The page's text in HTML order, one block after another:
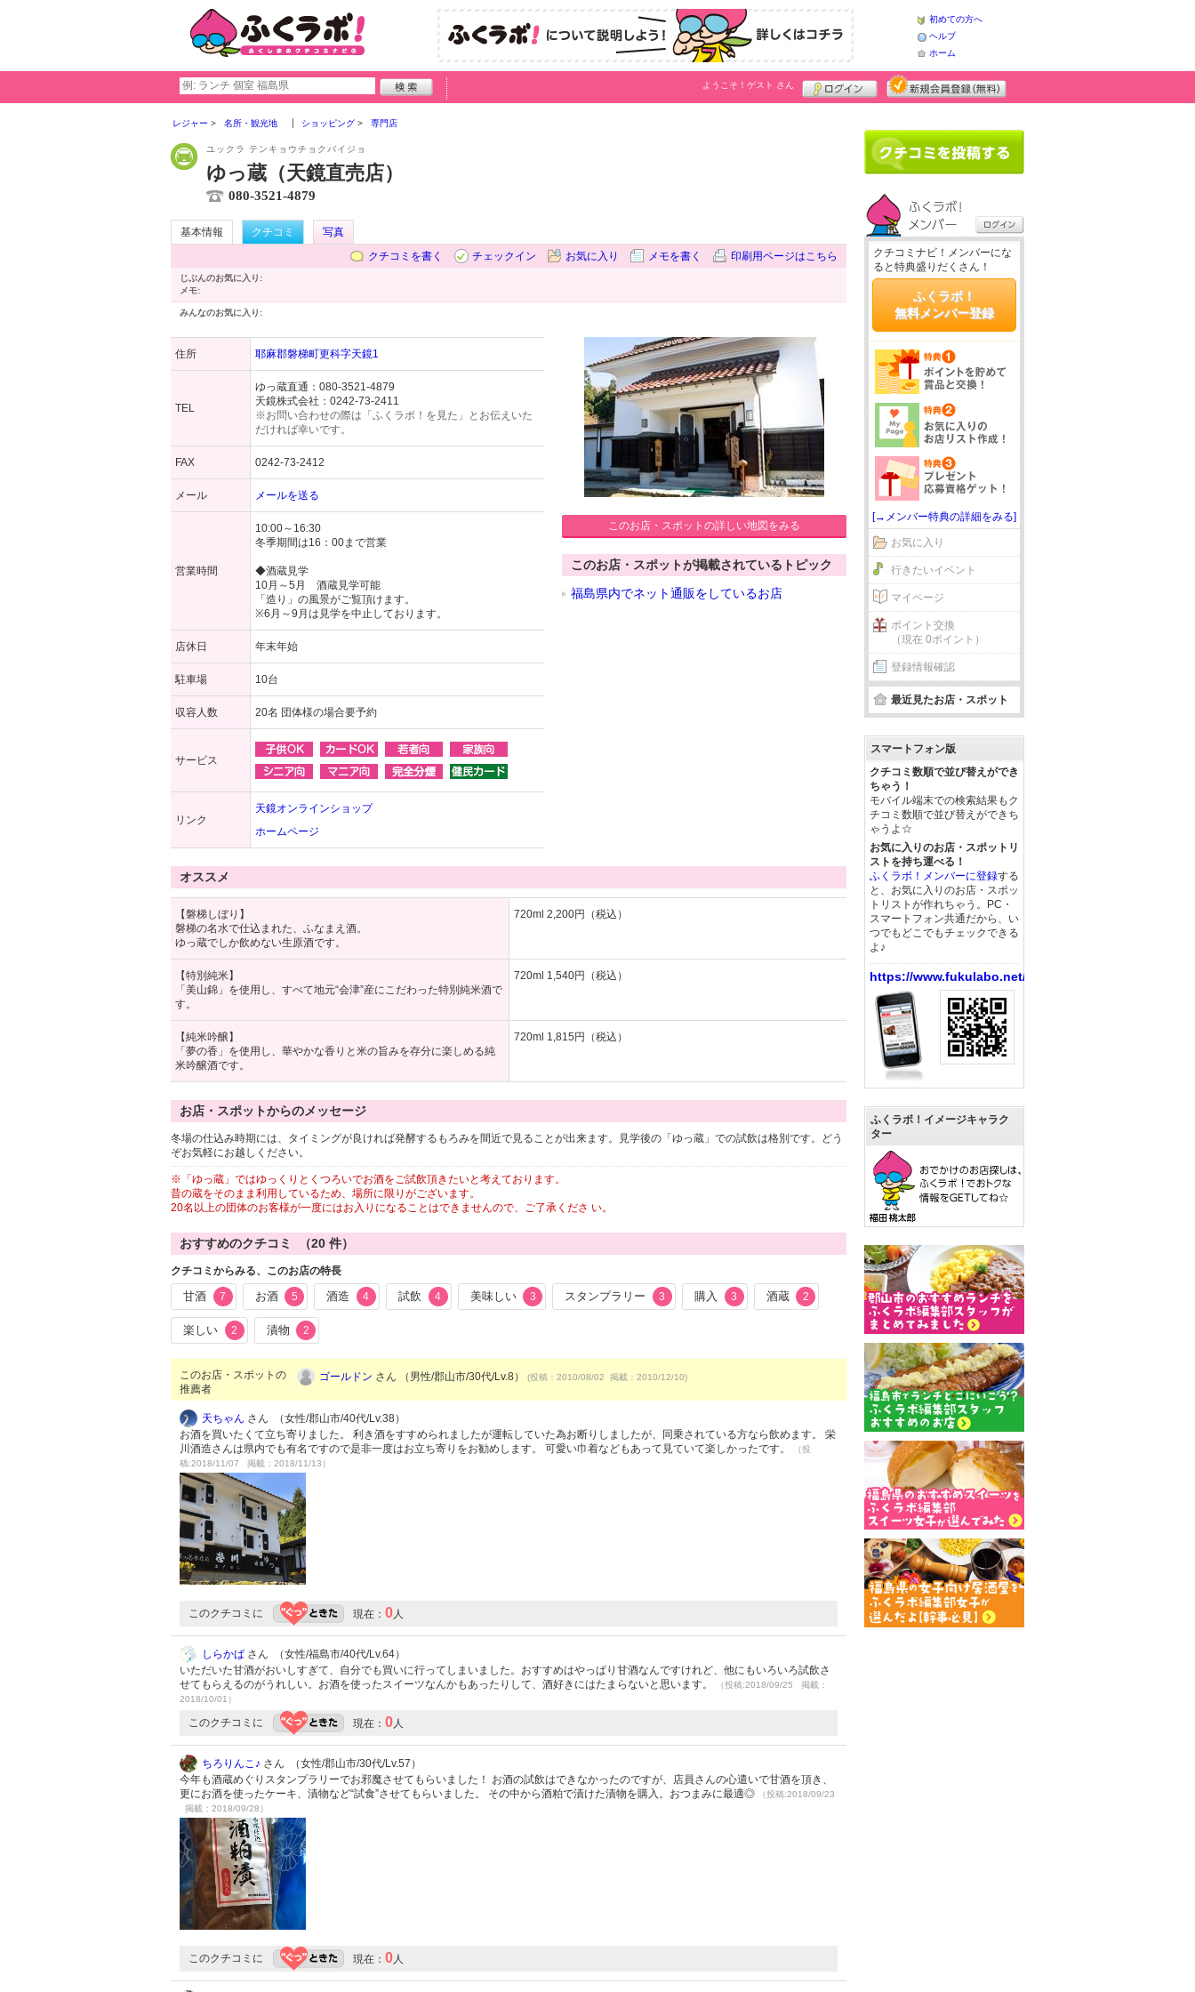
初めての方へ
ヘルプ
ホーム
ようこそ！ ゲスト さん
レジャー 名所・観光地 ショッピング 専門店
ユックラ テンキョウチョクバイジョ
ゆっ蔵（天鏡直売店）
080-3521-4879
基本情報 クチコミ
写真
クチコミを書く
チェックイン お気に入り メモを書く 印刷用ページはこちら
じぶんのお気に入り:
メモ:
みんなのお気に入り:
住所 耶麻郡磐梯町更科字天鏡1
TEL
ゆっ蔵直通： 080-3521-4879
天鏡株式会社： 0242-73-2411
※お問い合わせの際は「ふくラボ！を見た」とお伝えいた
だければ幸いです。
FAX 0242-73-2412
メール メールを送る
営業時間
10:00～16:30
冬季期間は16：00まで営業
◆酒蔵見学
10月～5月 酒蔵見学可能
「造り」の風景がご覧頂けます。
※6月～9月は見学を中止しております。
店休日 年末年始
駐車場 10台
収容人数 20名 団体様の場合要予約
サービス
リンク
天鏡オンラインショップ
ホームページ
このお店・スポットの詳しい地図をみる
このお店・スポットが掲載されているトピック
福島県内でネット通販をしているお店
オススメ
【磐梯しぼり】
磐梯の名水で仕込まれた、ふなまえ酒。
ゆっ蔵でしか飲めない生原酒です。
720ml 2,200円（税込）
【特別純米】
「美山錦」を使用し、すべて地元“会津”産にこだわった特別純米酒で
す。
720ml 1,540円（税込）
【純米吟醸】
「夢の香」を使用し、華やかな香りと米の旨みを存分に楽しめる純
米吟醸酒です。
720ml 1,815円（税込）
お店・スポットからのメッセージ
冬場の仕込み時期には、タイミングが良ければ発酵するもろみを間近で見ることが出来ます。見学後の「ゆっ蔵」での試飲は格別です。どう
ぞお気軽にお越しください。
※「ゆっ蔵」ではゆっくりとくつろいでお酒をご試飲頂きたいと考えております。
昔の蔵をそのまま利用しているため、場所に限りがございます。
20名以上の団体のお客様が一度にはお入りになることはできませんので、ご了承くださ い。
おすすめのクチコミ （20 件）
クチコミからみる、このお店の特長
甘酒 7 お酒 5 酒造 4 試飲 4 美味しい 3 スタンプラリー 3 購入 3 酒蔵 2
楽しい 2 漬物 2
このお店・スポットの
推薦者
ゴールドン さん （男性/郡山市/30代/Lv.8） (投稿：2010/08/02 掲載：2010/12/10)
天ちゃん さん （女性/郡山市/40代/Lv.38）
お酒を買いたくて立ち寄りました。 利き酒をすすめられましたが運転していた為お断りしましたが、同乗されている方なら飲めます。 栄
川酒造さんは県内でも有名ですので是非一度はお立ち寄りをお勧めします。 可愛い巾着などもあって見ていて楽しかったです。
（投
稿:2018/11/07 掲載：2018/11/13）
このクチコミに 現在： 0人
しらかば さん （女性/福島市/40代/Lv.64）
いただいた甘酒がおいしすぎて、自分でも買いに行ってしまいました。おすすめはやっぱり甘酒なんですけれど、他にもいろいろ試飲さ
せてもらえるのがうれしい。お酒を使ったスイーツなんかもあったりして、酒好きにはたまらないと思います。
（投稿:2018/09/25 掲載：
2018/10/01）
このクチコミに 現在： 0人
ちろりんこ♪ さん （女性/郡山市/30代/Lv.57）
今年も酒蔵めぐりスタンプラリーでお邪魔させてもらいました！ お酒の試飲はできなかったのですが、店員さんの心遣いで甘酒を頂き、
更にお酒を使ったケーキ、漬物など“試食”させてもらいました。 その中から酒粕で漬けた漬物を購入。おつまみに最適◎
（投稿:2018/09/23
掲載：2018/09/28）
このクチコミに 現在： 0人
クチコミナビ！メンバーにな
ると特典盛りだくさん！
ふくラボ！
無料メンバー登録
[→メンバー特典の詳細をみる]
お気に入り
行きたいイベント
マイページ
ポイント交換
（現在 0ポイント）
登録情報確認
最近見たお店・スポット
スマートフォン版
クチコミ数順で並び替えができ
ちゃう！
モバイル端末での検索結果もク
チコミ数順で並び替えができち
ゃうよ☆
お気に入りのお店・スポットリ
ストを持ち運べる！
ふくラボ！メンバーに登録する
と、お気に入りのお店・スポッ
トリストが作れちゃう。PC・
スマートフォン共通だから、い
つでもどこでもチェックできる
よ♪
https://www.fukulabo.net/
ふくラボ！イメージキャラク
ター